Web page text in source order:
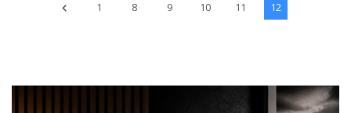
1 8 9 10 11 12